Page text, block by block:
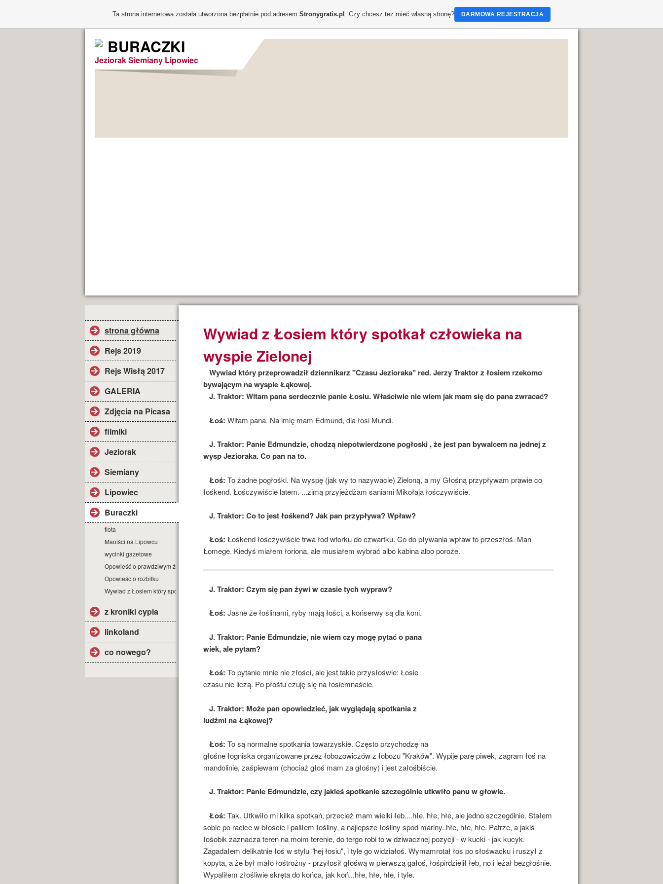
BURACZKI
Jeziorak Siemiany Lipowiec
strona główna
Rejs 2019
Rejs Wisłą 2017
GALERIA
Zdjęcia na Picasa
filmiki
Jeziorak
Siemiany
Lipowiec
Buraczki
flota
Maoiści na Lipowcu
wycinki gazetowe
Opowieść o prawdziwym żeglarzu
Opowieśc o rozbitku
Wywiad z Łosiem który spotkał człowieka na wyspie Zielonej
z kroniki cypla
linkoland
co nowego?
Wywiad z Łosiem który spotkał człowieka na
wyspie Zielonej
Wywiad który przeprowadził dziennikarz "Czasu Jezioraka" red. Jerzy Traktor z łosiem rzekomo
bywającym na wyspie Łąkowej.
J. Traktor: Witam pana serdecznie panie Łosiu. Właściwie nie wiem jak mam się do pana zwracać?
Łoś: Witam pana. Na imię mam Edmund, dla łosi Mundi.
J. Traktor: Panie Edmundzie, chodzą niepotwierdzone pogłoski , że jest pan bywalcem na jednej z
wysp Jezioraka. Co pan na to.
Łoś: To żadne pogłośki. Na wyspę (jak wy to nazywacie) Zieloną, a my Głośną przypływam prawie co
łośkend. Łośczywiście latem. ...zimą przyjeżdżam saniami Mikołaja łośczywiście.
J. Traktor: Co to jest łośkend? Jak pan przypływa? Wpław?
Łoś: Łośkend łośczywiście trwa łod wtorku do czwartku. Co do pływania wpław to przeszłoś. Man
Łomege. Kiedyś miałem łoriona, ale musiałem wybrać albo kabina albo poroże.
J. Traktor: Czym się pan żywi w czasie tych wypraw?
Łoś: Jasne że łoślinami, ryby mają łości, a końserwy są dla koni.
J. Traktor: Panie Edmundzie, nie wiem czy mogę pytać o pana
wiek, ale pytam?
Łoś: To pytanie mnie nie złości, ale jest takie przysłoświe: Łosie
czasu nie liczą. Po płośtu czuję się na łosiemnaście.
J. Traktor: Może pan opowiedzieć, jak wyglądają spotkania z
ludźmi na Łąkowej?
Łoś: To są normalne spotkania towarzyskie. Często przychodzę na
głośne łogniska organizowane przez łobozowiczów z łobozu "Kraków". Wypije parę piwek, zagram łoś na
mandolinie, zaśpiewam (chociaż głoś mam za głośny) i jest załośbiście.
J. Traktor: Panie Edmundzie, czy jakieś spotkanie szczególnie utkwiło panu w głowie.
Łoś: Tak. Utkwiło mi kilka spotkań, przecież mam wielki łeb....hłe, hłe, hłe, ale jedno szczególnie. Stałem
sobie po racice w błoście i paliłem łośliny, a najlepsze łośliny spod mariny..hłe, hłe, hłe. Patrze, a jakiś
łośobik zaznacza teren na moim terenie, do tergo robi to w dziwacznej pozycji - w kucki - jak kucyk.
Zagadałem delikatnie łoś w stylu "hej łosiu", i tyle go widziałoś. Wymamrotał łos po słośwacku i ruszył z
kopyta, a że był mało łośtrożny - przyłosił głośwą w pierwszą gałoś, łośpirdzielił łeb, no i leżał bezgłośnie.
Wypaliłem złośliwie skręta do końca, jak koń...hłe, hłe, hłe, i tyle.
Ta strona internetowa została utworzona bezpłatnie pod adresem Stronygratis.pl . Czy chcesz też mieć własną stronę? DARMOWA REJESTRACJA